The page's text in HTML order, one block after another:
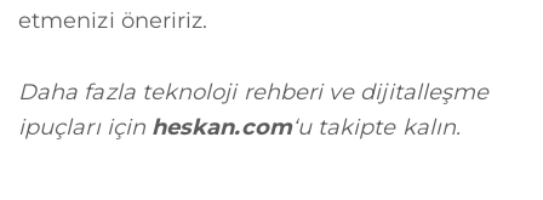
etmenizi öneririz.
Daha fazla teknoloji rehberi ve dijitalleşme
ipuçları için heskan.com‘u takipte kalın.